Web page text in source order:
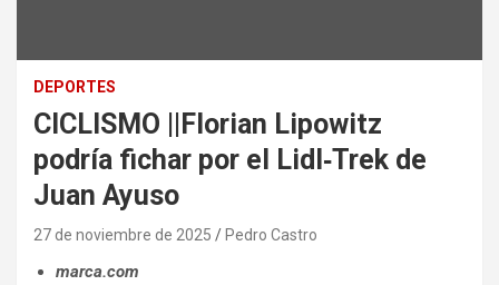
DEPORTES
CICLISMO ||Florian Lipowitz
podría fichar por el Lidl‑Trek de
Juan Ayuso
27 de noviembre de 2025 Pedro Castro
marca.com